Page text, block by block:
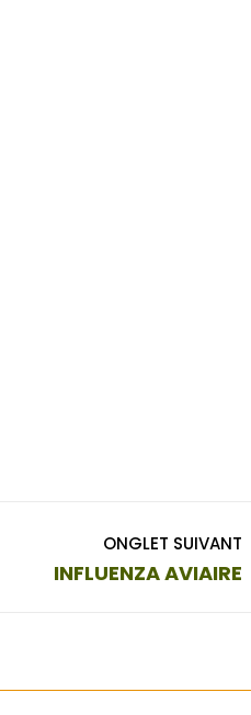
ONGLET SUIVANT
INFLUENZA AVIAIRE